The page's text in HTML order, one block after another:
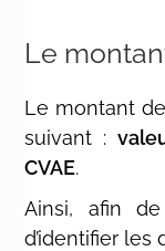
Le
Le montant
suivant :
CVAE.
Ainsi, afin
d’identifier